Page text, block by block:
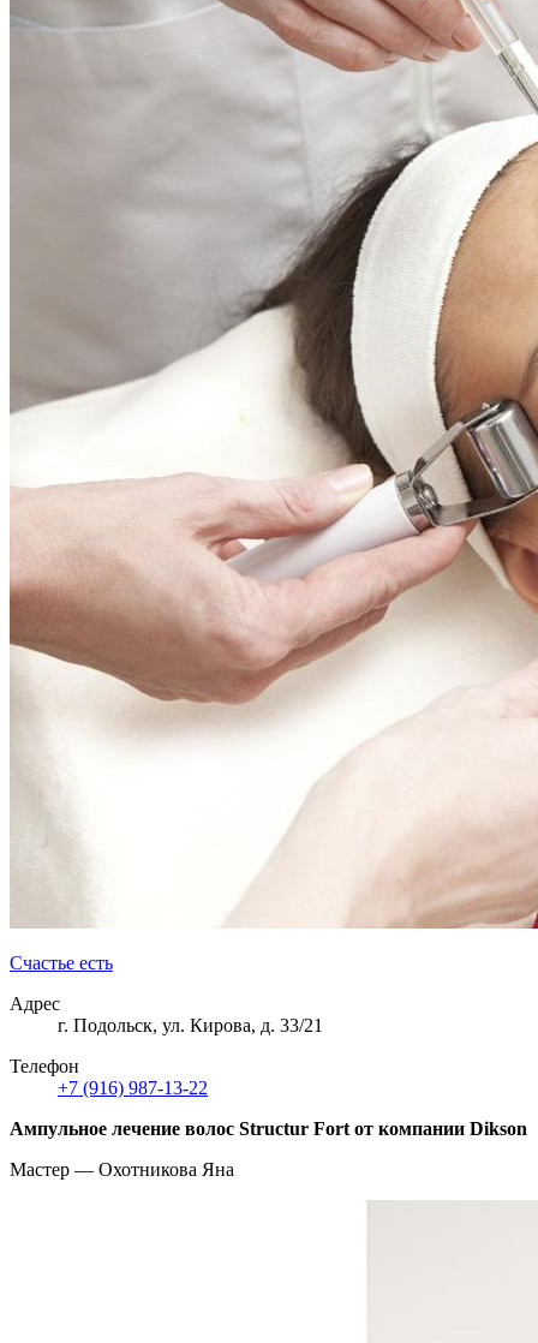
Счастье есть
Адрес
г. Подольск, ул. Кирова, д. 33/21
Телефон
+7 (916) 987-13-22
Ампульное лечение волос Structur Fort от компании Dikson
Мастер — Охотникова Яна